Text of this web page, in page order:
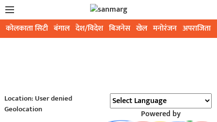
कोलकाता सिटी बंगाल देश/विदेश बिजनेस खेल मनोरंजन अपराजिता
Location: User denied
Geolocation
Powered by